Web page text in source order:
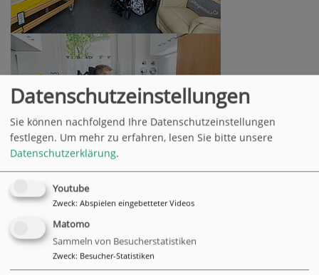
Wir bieten 70 Mietwohnungen unterschiedlicher Größe an.
Hier Beispiele der Mietkosten:
Die Nettokaltmiete für eine 1,5-Zimmer-Wohnung im
Wroostwegbeträgt derzeit 324,50 Euro, für eine 2-Zimmer-
Wohnung 428,50 Euro.
Datenschutzeinstellungen
Sie können nachfolgend Ihre Datenschutzeinstellungen
festlegen. Um mehr zu erfahren, lesen Sie bitte unsere
Datenschutzerklärung.
Youtube
Zweck: Abspielen eingebetteter Videos
Matomo
Sammeln von Besucherstatistiken
Zweck: Besucher-Statistiken